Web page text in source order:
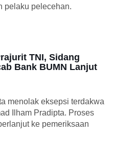
pelaku pelecehan.
TNI, Sidang
Bank BUMN Lanjut
menolak eksepsi terdakwa
Ilham Pradipta. Proses
ke pemeriksaan